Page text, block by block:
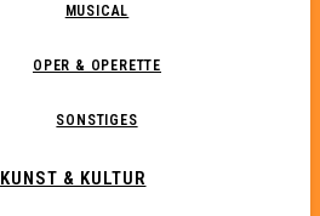
MUSICAL
OPER & OPERETTE
SONSTIGES
KUNST & KULTUR